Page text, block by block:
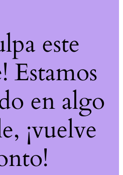
este
Estamos
en algo
¡vuelve